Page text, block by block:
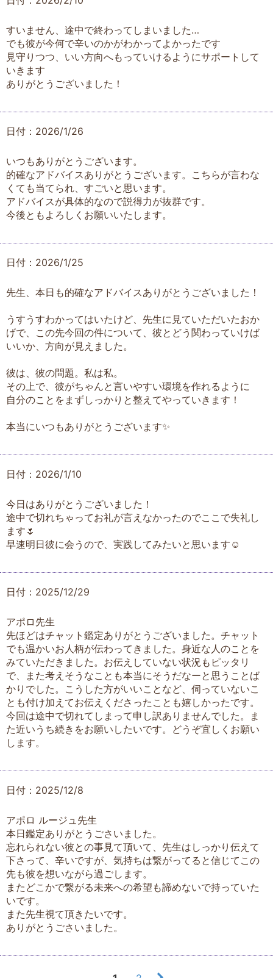
すいません、途中で終わってしまいました…
でも彼が今何で辛いのかがわかってよかったです
見守りつつ、いい方向へもっていけるようにサポートして
いきます
ありがとうございました！
日付：2026/1/26
いつもありがとうございます。
的確なアドバイスありがとうございます。こちらが言わな
くても当てられ、すごいと思います。
アドバイスが具体的なので説得力が抜群です。
今後ともよろしくお願いいたします。
日付：2026/1/25
先生、本日も的確なアドバイスありがとうございました！
うすうすわかってはいたけど、先生に見ていただいたおか
げで、この先今回の件について、彼とどう関わっていけば
いいか、方向が見えました。
彼は、彼の問題。私は私。
その上で、彼がちゃんと言いやすい環境を作れるように
自分のことをまずしっかりと整えてやっていきます！
本当にいつもありがとうございます✨
日付：2026/1/10
今日はありがとうございました！
途中で切れちゃってお礼が言えなかったのでここで失礼し
ます🌷
早速明日彼に会うので、実践してみたいと思います☺️
日付：2025/12/29
アポロ先生
先ほどはチャット鑑定ありがとうございました。チャット
でも温かいお人柄が伝わってきました。身近な人のことを
みていただきました。お伝えしていない状況もピッタリ
で、また考えそうなことも本当にそうだなーと思うことば
かりでした。こうした方がいいことなど、伺っていないこ
とも付け加えてお伝えくださったことも嬉しかったです。
今回は途中で切れてしまって申し訳ありませんでした。ま
た近いうち続きをお願いしたいです。どうぞ宜しくお願い
します。
日付：2025/12/8
アポロ ルージュ先生
本日鑑定ありがとうごさいました。
忘れられない彼との事見て頂いて、先生はしっかり伝えて
下さって、辛いですが、気持ちは繋がってると信じてこの
先も彼を想いながら過ごします。
またどこかで繋がる未来への希望も諦めないで持っていた
いです。
また先生視て頂きたいです。
ありがとうごさいました。